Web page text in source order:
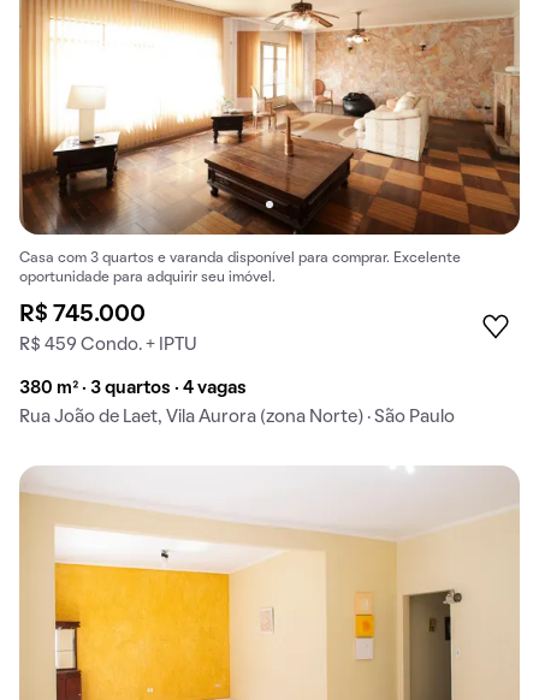
Casa com 3 quartos e varanda disponível para comprar. Excelente
oportunidade para adquirir seu imóvel.
R$ 745.000
R$ 459 Condo. + IPTU
380 m² · 3 quartos · 4 vagas
Rua João de Laet, Vila Aurora (zona Norte) · São Paulo